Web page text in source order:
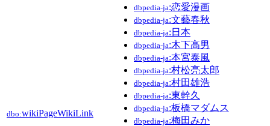
dbo:wikiPageWikiLink
dbpedia-ja:恋愛漫画
dbpedia-ja:文藝春秋
dbpedia-ja:日本
dbpedia-ja:木下高男
dbpedia-ja:本宮泰風
dbpedia-ja:村松亮太郎
dbpedia-ja:村田雄浩
dbpedia-ja:東幹久
dbpedia-ja:板橋マダムス
dbpedia-ja:梅田みか